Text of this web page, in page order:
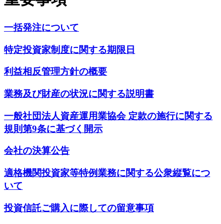
一括発注について
特定投資家制度に関する期限日
利益相反管理方針の概要
業務及び財産の状況に関する説明書
一般社団法人資産運用業協会 定款の施行に関する
規則第9条に基づく開示
会社の決算公告
適格機関投資家等特例業務に関する公衆縦覧につ
いて
投資信託ご購入に際しての留意事項